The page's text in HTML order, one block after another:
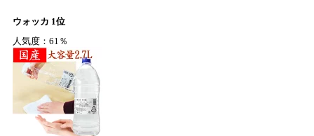
ウォッカ 1位
人気度：61％